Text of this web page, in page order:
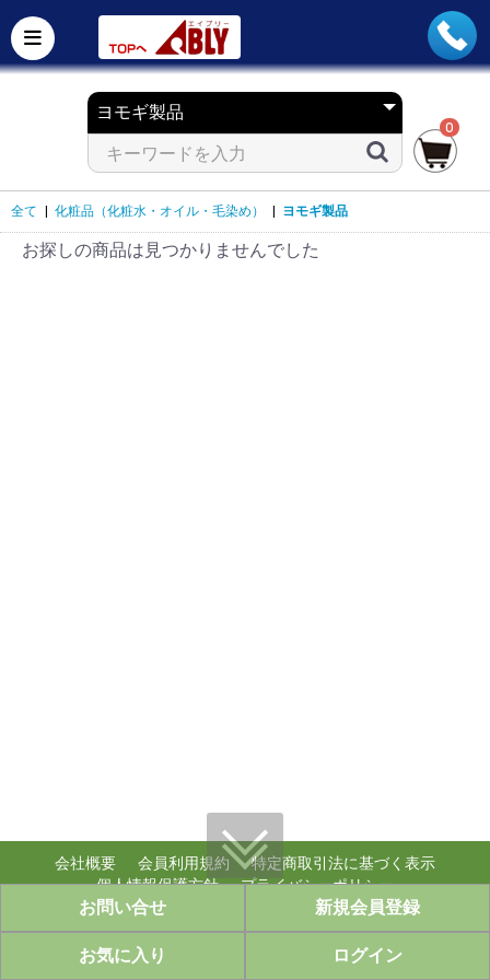
0
全て 化粧品（化粧水・オイル・毛染め） ヨモギ製品
お探しの商品は見つかりませんでした
会社概要 会員利用規約
特定商取引法に基づく表示
個人情報保護方針
プライバシーポリシー
個人情報のお取り扱い
copyright (c) ably,inc. WebShop all rights reserved.
お問い合せ 新規会員登録
お気に入り ログイン